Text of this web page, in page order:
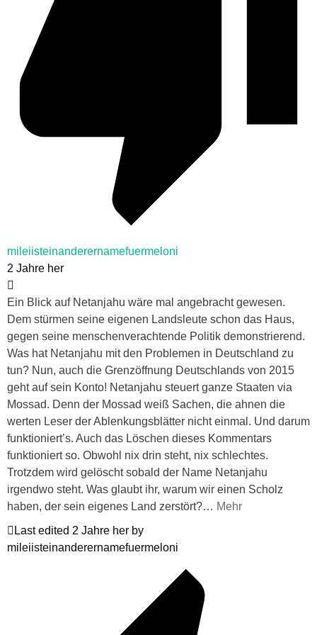
mileiisteinanderernamefuermeloni
2 Jahre her
Ein Blick auf Netanjahu wäre mal angebracht gewesen.
Dem stürmen seine eigenen Landsleute schon das Haus,
gegen seine menschenverachtende Politik demonstrierend.
Was hat Netanjahu mit den Problemen in Deutschland zu
tun? Nun, auch die Grenzöffnung Deutschlands von 2015
geht auf sein Konto! Netanjahu steuert ganze Staaten via
Mossad. Denn der Mossad weiß Sachen, die ahnen die
werten Leser der Ablenkungsblätter nicht einmal. Und darum
funktioniert’s. Auch das Löschen dieses Kommentars
funktioniert so. Obwohl nix drin steht, nix schlechtes.
Trotzdem wird gelöscht sobald der Name Netanjahu
irgendwo steht. Was glaubt ihr, warum wir einen Scholz
haben, der sein eigenes Land zerstört?… Mehr
Last edited 2 Jahre her by
mileiisteinanderernamefuermeloni